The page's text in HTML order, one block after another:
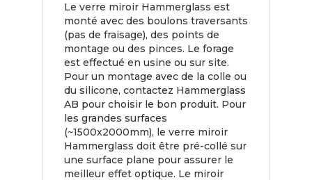
Le verre miroir Hammerglass est
monté avec des boulons traversants
(pas de fraisage), des points de
montage ou des pinces. Le forage
est effectué en usine ou sur site.
Pour un montage avec de la colle ou
du silicone, contactez Hammerglass
AB pour choisir le bon produit. Pour
les grandes surfaces
(~1500x2000mm), le verre miroir
Hammerglass doit être pré-collé sur
une surface plane pour assurer le
meilleur effet optique. Le miroir